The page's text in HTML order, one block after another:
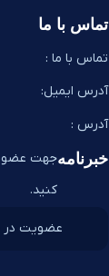
تماس با ما
تماس با ما :
آدرس ایمیل:
آدرس :
خبرنامهجهت
کنید.